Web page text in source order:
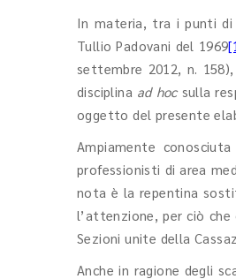
In materia, tra i punti di
Tullio Padovani del 1969
settembre 2012, n.
disciplina ad hocsulla
oggetto del presente
Ampiamente
professionisti di area
nota è la repentina
l’attenzione, per ciò
Sezioni unite della
Anche in ragione degli